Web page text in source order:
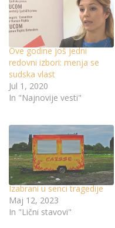
Ove godine još jedni
redovni izbori: menja se
sudska vlast
Jul 1, 2020
In "Najnovije vesti"
Izabrani u senci tragedije
Maj 12, 2023
In "Lični stavovi"